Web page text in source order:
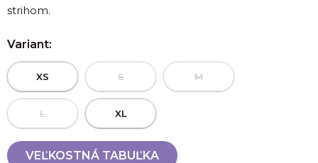
strihom.
Variant:
XS S M
L XL
VEĽKOSTNÁ TABUĽKA